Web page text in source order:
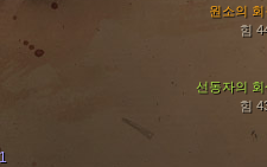
선동자의 회
힘
원소의 회
힘